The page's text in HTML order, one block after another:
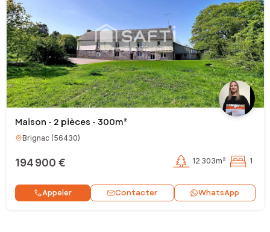
Maison - 2 pièces - 300m²
Brignac(56430)
194 900 € 12 303m² 1
Appeler Contacter WhatsApp